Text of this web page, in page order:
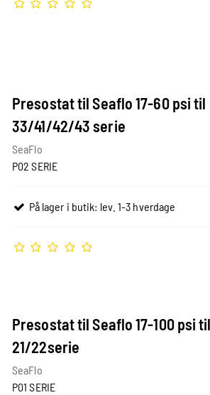
Presostat til Seaflo 17-60 psi til
33/41/42/43 serie
SeaFlo
P02 SERIE
På lager i butik: lev. 1-3 hverdage
Presostat til Seaflo 17-100 psi til
21/22serie
SeaFlo
P01 SERIE